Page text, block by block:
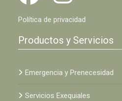
Política de privacidad
Productos y Servicios
Emergencia y Prenecesidad
Servicios Exequiales